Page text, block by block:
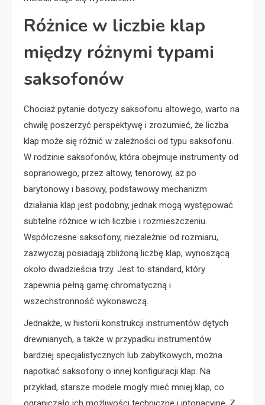
Różnice w liczbie klap
między różnymi typami
saksofonów
Chociaż pytanie dotyczy saksofonu altowego, warto na
chwilę poszerzyć perspektywę i zrozumieć, że liczba
klap może się różnić w zależności od typu saksofonu.
W rodzinie saksofonów, która obejmuje instrumenty od
sopranowego, przez altowy, tenorowy, aż po
barytonowy i basowy, podstawowy mechanizm
działania klap jest podobny, jednak mogą występować
subtelne różnice w ich liczbie i rozmieszczeniu.
Współczesne saksofony, niezależnie od rozmiaru,
zazwyczaj posiadają zbliżoną liczbę klap, wynoszącą
około dwadzieścia trzy. Jest to standard, który
zapewnia pełną gamę chromatyczną i
wszechstronność wykonawczą.
Jednakże, w historii konstrukcji instrumentów dętych
drewnianych, a także w przypadku instrumentów
bardziej specjalistycznych lub zabytkowych, można
napotkać saksofony o innej konfiguracji klap. Na
przykład, starsze modele mogły mieć mniej klap, co